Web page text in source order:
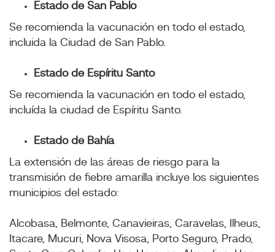
Estado de San Pablo
Se recomienda la vacunación en todo el estado,
incluida la Ciudad de San Pablo.
Estado de Espíritu Santo
Se recomienda la vacunación en todo el estado,
incluída la ciudad de Espíritu Santo.
Estado de Bahía
La extensión de las áreas de riesgo para la
transmisión de fiebre amarilla incluye los siguientes
municipios del estado:
Alcobasa, Belmonte, Canavieiras, Caravelas, Ilheus,
Itacare, Mucuri, Nova Visosa, Porto Seguro, Prado,